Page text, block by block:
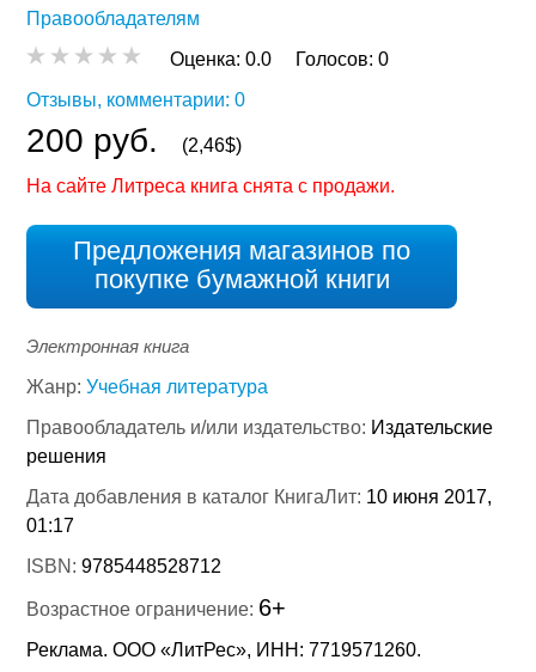
Правообладателям
Оценка:0.0 Голосов:0
Отзывы, комментарии: 0
200 руб.
(2,46$)
На сайте Литреса книга снята с продажи.
Предложения магазинов по
покупке бумажной книги
Электронная книга
Жанр:Учебная литература
Правообладатель и/или издательство: Издательские
решения
Дата добавления в каталог КнигаЛит: 10 июня 2017,
01:17
ISBN:9785448528712
Возрастное ограничение: 6+
Реклама. ООО «ЛитРес», ИНН: 7719571260.